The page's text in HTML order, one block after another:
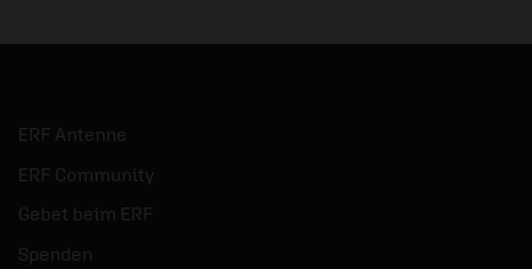
ERF Antenne
ERF Community
Gebet beim ERF
Spenden